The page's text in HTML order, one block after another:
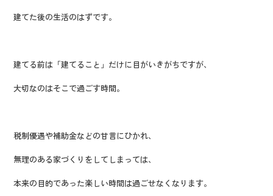
建てた後の生活のはずです。
建てる前は「建てること」だけに目がいきがちですが、
大切なのはそこで過ごす時間。
税制優遇や補助金などの甘言にひかれ、
無理のある家づくりをしてしまっては、
本来の目的であった楽しい時間は過ごせなくなります。